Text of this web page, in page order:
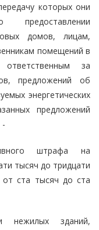
которых они
домов, лицам,
помещений в
за
предложений об
энергетических
предложений
-
штрафа на
тысяч до тридцати
от ста тысяч до ста
нежилых зданий,